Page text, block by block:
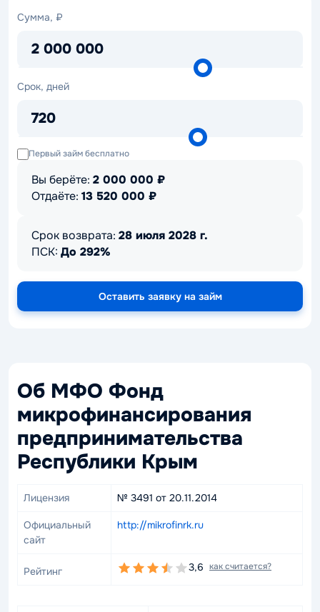
Сумма, ₽
2 000 000
Сумма,
Срок, дней
720
Срок,
Первый займ бесплатно
Вы берёте: 2 000 000 ₽
Отдаёте: 13 520 000 ₽
Срок возврата: 28 июля 2028 г.
ПСК: До 292%
Оставить заявку на займ
Об МФО Фонд
микрофинансирования
предпринимательства
Республики Крым
Лицензия № 3491 от 20.11.2014
Официальный
сайт
http://mikrofinrk.ru
Рейтинг 3,6 как считается?